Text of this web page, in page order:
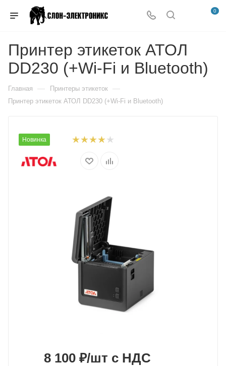
0
Принтер этикеток АТОЛ
DD230 (+Wi-Fi и Bluetooth)
Главная — Принтеры этикеток —
Принтер этикеток АТОЛ DD230 (+Wi-Fi и Bluetooth)
Новинка
8 100 ₽/шт с НДС